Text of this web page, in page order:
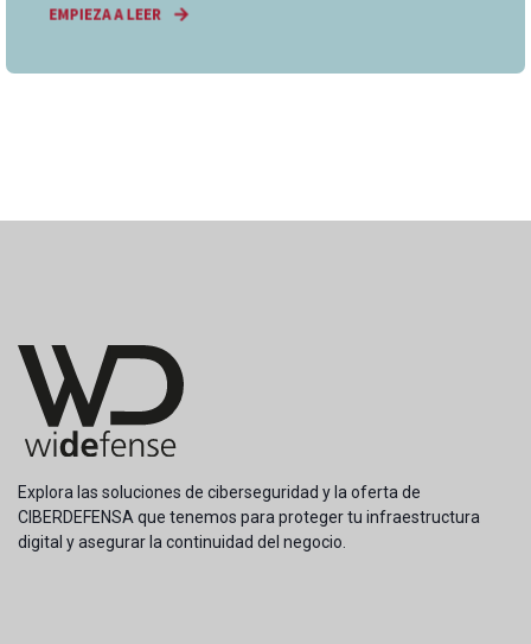
EMPIEZA A LEER
Explora las soluciones de ciberseguridad y la oferta de
CIBERDEFENSA que tenemos para proteger tu infraestructura
digital y asegurar la continuidad del negocio.